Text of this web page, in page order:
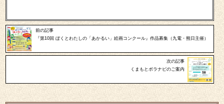
前の記事
『第10回 ぼくとわたしの「あかるい」絵画コンクール』作品募集（九電・熊日主催）
次の記事
くまもとボラナビのご案内